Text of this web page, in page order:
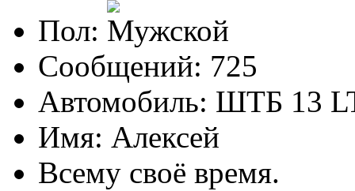
Пол:
Сообщений: 725
Автомобиль: ШТБ 13
Имя: Алексей
Всему своё время.